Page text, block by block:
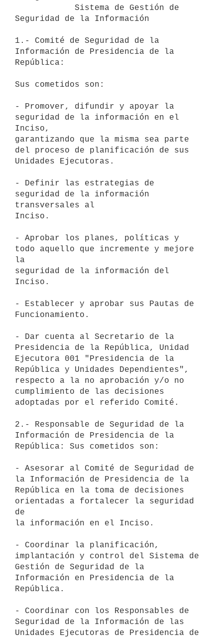
Seguridad de la Información
1.- Comité de Seguridad de la
Información de Presidencia de la
República:
Sus cometidos son:
- Promover, difundir y apoyar la
seguridad de la información en el
Inciso,
garantizando que la misma sea parte
del proceso de planificación de sus
Unidades Ejecutoras.
- Definir las estrategias de
seguridad de la información
transversales al
Inciso.
- Aprobar los planes, políticas y
todo aquello que incremente y mejore
la
seguridad de la información del
Inciso.
- Establecer y aprobar sus Pautas de
Funcionamiento.
- Dar cuenta al Secretario de la
Presidencia de la República, Unidad
Ejecutora 001 "Presidencia de la
República y Unidades Dependientes",
respecto a la no aprobación y/o no
cumplimiento de las decisiones
adoptadas por el referido Comité.
2.- Responsable de Seguridad de la
Información de Presidencia de la
República: Sus cometidos son:
- Asesorar al Comité de Seguridad de
la Información de Presidencia de la
República en la toma de decisiones
orientadas a fortalecer la seguridad
de
la información en el Inciso.
- Coordinar la planificación,
implantación y control del Sistema de
Gestión de Seguridad de la
Información en Presidencia de la
República.
- Coordinar con los Responsables de
Seguridad de la Información de las
Unidades Ejecutoras de Presidencia de